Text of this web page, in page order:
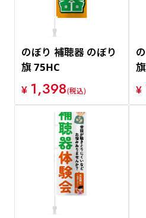
のぼり 補聴器 のぼり
旗 75HC
¥ 1,398(税込)
¥